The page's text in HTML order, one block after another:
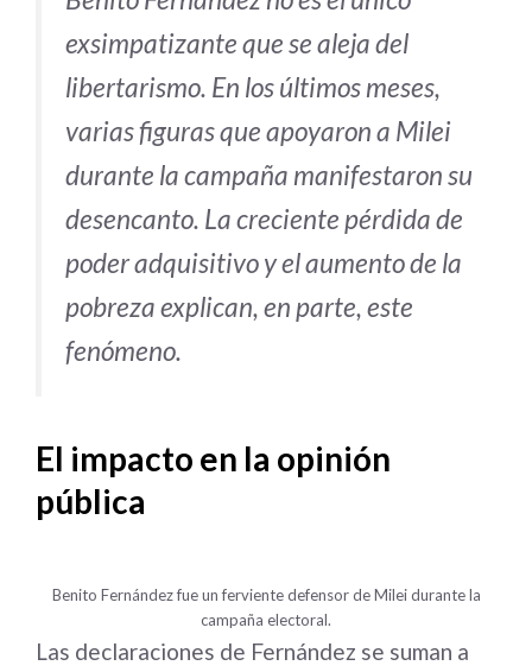
exsimpatizante que se aleja del
libertarismo. En los últimos meses,
varias figuras que apoyaron a Milei
durante la campaña manifestaron su
desencanto. La creciente pérdida de
poder adquisitivo y el aumento de la
pobreza explican, en parte, este
fenómeno.
El impacto en la opinión
pública
Benito Fernández fue un ferviente defensor de Milei durante la
campaña electoral.
Las declaraciones de Fernández se suman a